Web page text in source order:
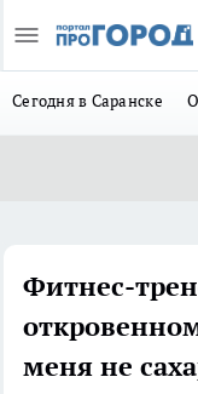
Сегодня в Саранске
Фитнес-
меня не